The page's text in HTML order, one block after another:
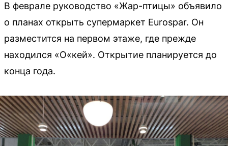
В феврале руководство «Жар-птицы» объявило
о планах открыть супермаркет Eurospar. Он
разместится на первом этаже, где прежде
находился «О«кей». Открытие планируется до
конца года.